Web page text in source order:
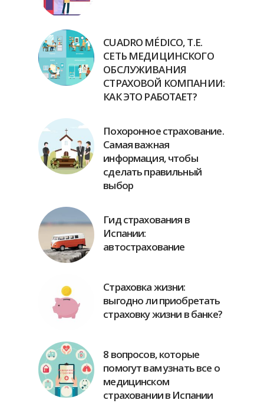
CUADRO MÉDICO, Т.Е.
СЕТЬ МЕДИЦИНСКОГО
ОБСЛУЖИВАНИЯ
СТРАХОВОЙ КОМПАНИИ:
КАК ЭТО РАБОТАЕТ?
Похоронное страхование.
Самая важная
информация, чтобы
сделать правильный
выбор
Гид страхования в
Испании:
автострахование
Страховка жизни:
выгодно ли приобретать
страховку жизни в банке?
8 вопросов, которые
помогут вам узнать все о
медицинском
страховании в Испании